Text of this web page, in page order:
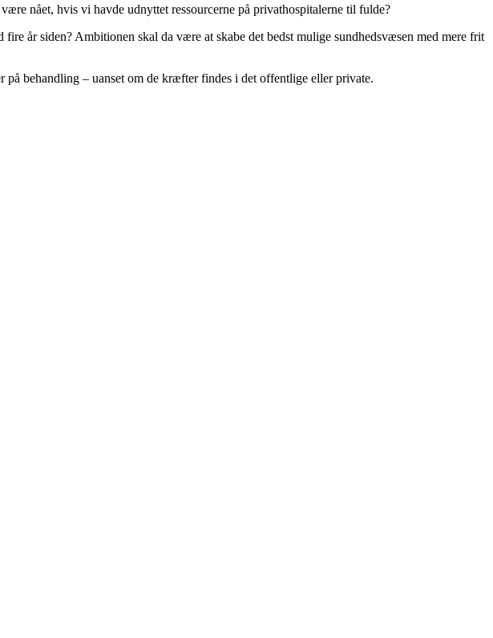
nået, hvis vi havde udnyttet ressourcerne på privathospitalerne til fulde?
år siden? Ambitionen skal da være at skabe det bedst mulige sundhedsvæsen med mere frit
på behandling – uanset om de kræfter findes i det offentlige eller private.